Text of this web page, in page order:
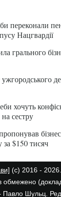
переконали
Нацгвардії
грального
хочуть
сестру
за $150 тисяч
(с) 2016 -
обмежено
Шульц.